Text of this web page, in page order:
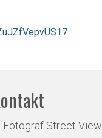
Fotograf Street View